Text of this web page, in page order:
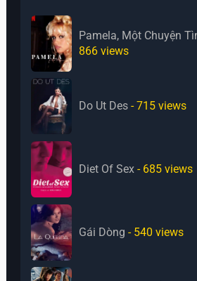
Pamela, Một Chuyện
866 views
Do Ut Des - 715 views
Diet Of Sex - 685 views
Gái Dòng - 540 views